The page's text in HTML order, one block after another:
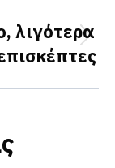
λιγότερα